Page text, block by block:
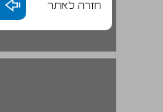
חזרה לאתר